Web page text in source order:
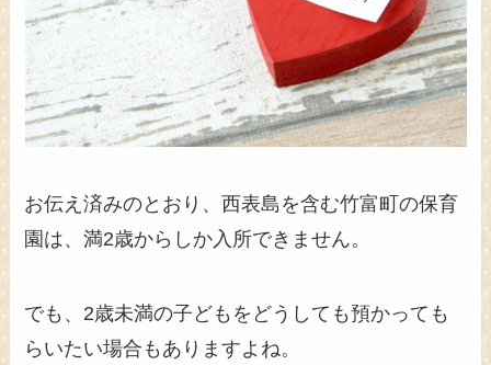
お伝え済みのとおり、西表島を含む竹富町の保育
園は、満2歳からしか入所できません。
でも、2歳未満の子どもをどうしても預かっても
らいたい場合もありますよね。